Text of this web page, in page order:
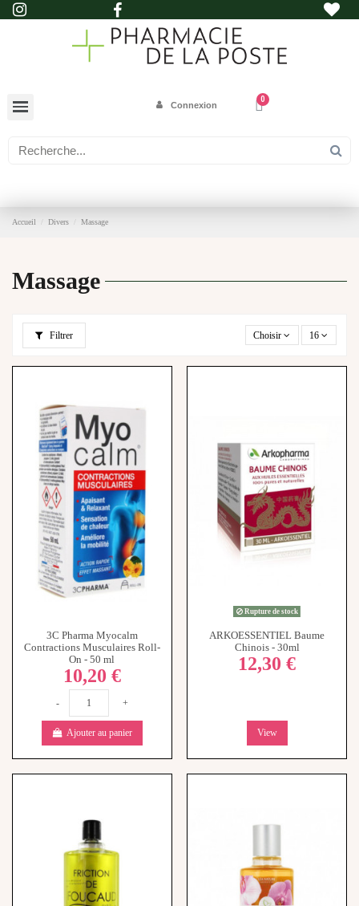
Connexion
Accueil Divers Massage
Massage
Filtrer Choisir 16
3C Pharma Myocalm
Contractions Musculaires Roll-
On - 50 ml
10,20 €
- +
Ajouter au panier
Rupture de stock
ARKOESSENTIEL Baume
Chinois - 30ml
12,30 €
View